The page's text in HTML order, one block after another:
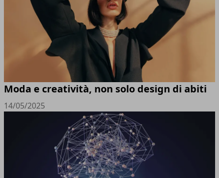
Moda e creatività, non solo design di abiti
14/05/2025